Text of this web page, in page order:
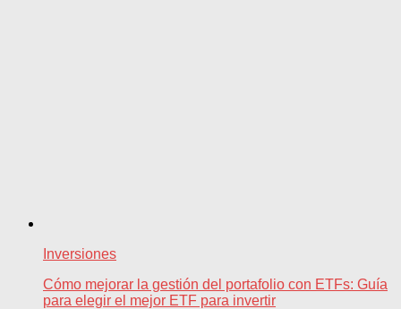
Inversiones
Cómo mejorar la gestión del portafolio con ETFs: Guía
para elegir el mejor ETF para invertir